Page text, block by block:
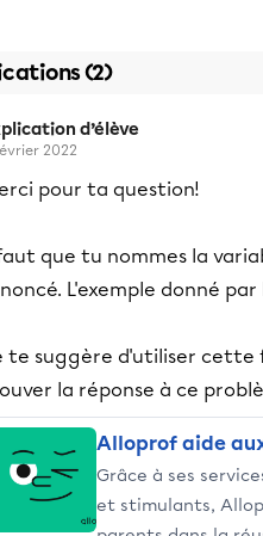
(2)
d’élève
2022
pour ta question!
que tu nommes la
L'exemple donné
te suggère d'utiliser cette
la réponse à ce
Alloprof aide
Grâce à ses
et stimulants,